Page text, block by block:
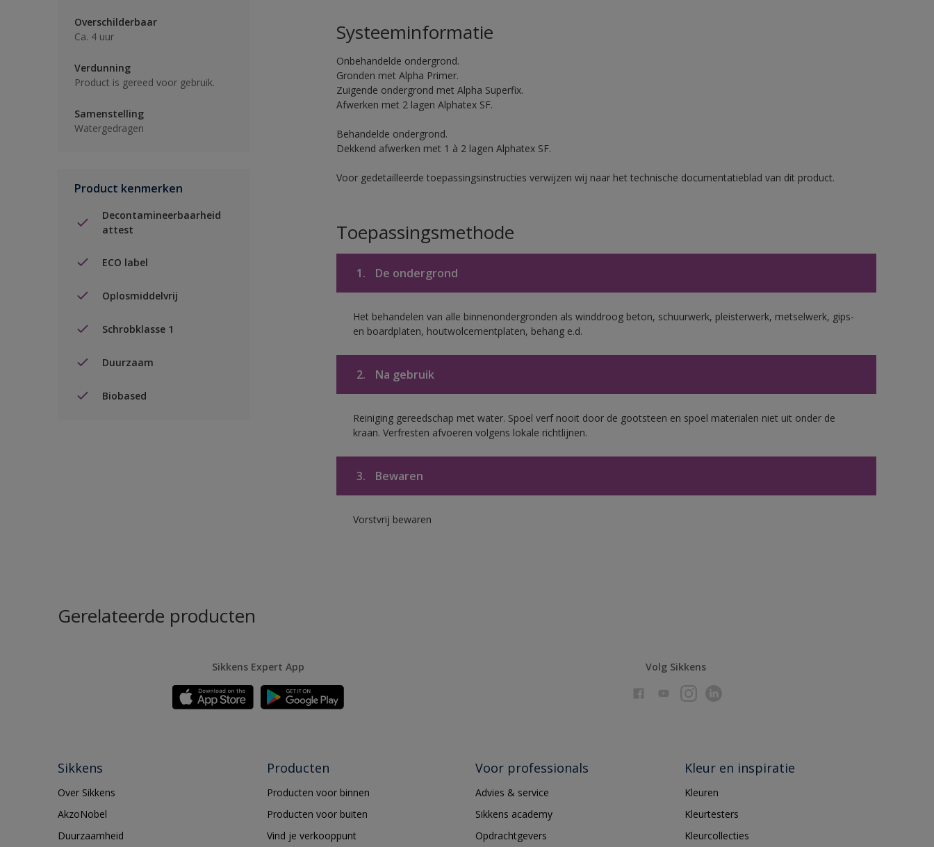
Overschilderbaar
Ca. 4 uur
Verdunning
Product is gereed voor gebruik.
Samenstelling
Watergedragen
Product kenmerken
Decontamineerbaarheid
attest
ECO label
Oplosmiddelvrij
Schrobklasse 1
Duurzaam
Biobased
Systeeminformatie
Onbehandelde ondergrond.
Gronden met Alpha Primer.
Zuigende ondergrond met Alpha Superfix.
Afwerken met 2 lagen Alphatex SF.
Behandelde ondergrond.
Dekkend afwerken met 1 à 2 lagen Alphatex SF.
Voor gedetailleerde toepassingsinstructies verwijzen wij naar het technische documentatieblad van dit product.
Toepassingsmethode
1. De ondergrond
Het behandelen van alle binnenondergronden als winddroog beton, schuurwerk, pleisterwerk, metselwerk, gips-
en boardplaten, houtwolcementplaten, behang e.d.
2. Na gebruik
Reiniging gereedschap met water. Spoel verf nooit door de gootsteen en spoel materialen niet uit onder de
kraan. Verfresten afvoeren volgens lokale richtlijnen.
3. Bewaren
Vorstvrij bewaren
Gerelateerde producten
Sikkens Expert App Volg Sikkens
Sikkens
Over Sikkens
AkzoNobel
Duurzaamheid
Producten
Producten voor binnen
Producten voor buiten
Vind je verkooppunt
Voor professionals
Advies & service
Sikkens academy
Opdrachtgevers
Kleur en inspiratie
Kleuren
Kleurtesters
Kleurcollecties